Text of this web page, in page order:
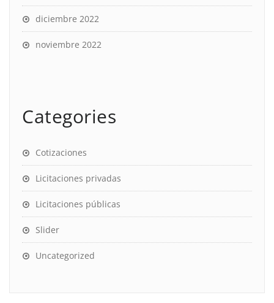
diciembre 2022
noviembre 2022
Categories
Cotizaciones
Licitaciones privadas
Licitaciones públicas
Slider
Uncategorized